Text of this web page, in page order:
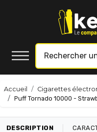
Accueil Cigarettes
Puff Tornado 10000 -
DESCRIPTION